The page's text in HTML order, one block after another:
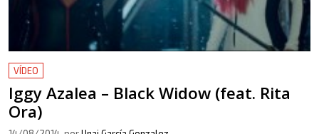
VÍDEO
Iggy Azalea – Black Widow (feat. Rita
Ora)